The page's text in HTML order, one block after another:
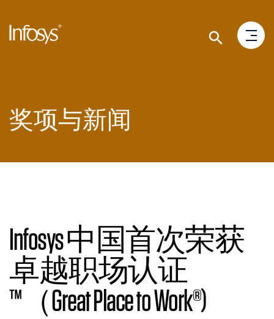
奖项与新闻
Infosys 中国首次荣获
卓越职场认证
™（Great Place to Work®)